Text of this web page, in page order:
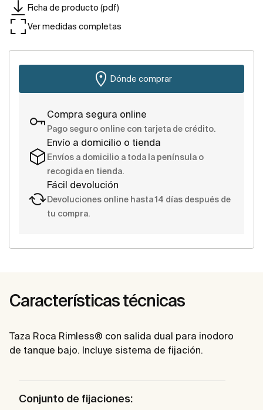
Ficha de producto (pdf)
Ver medidas completas
Dónde comprar
Compra segura online
Pago seguro online con tarjeta de crédito.
Envío a domicilio o tienda
Envíos a domicilio a toda la península o
recogida en tienda.
Fácil devolución
Devoluciones online hasta 14 días después de
tu compra.
Características técnicas
Taza Roca Rimless® con salida dual para inodoro
de tanque bajo. Incluye sistema de fijación.
Conjunto de fijaciones: